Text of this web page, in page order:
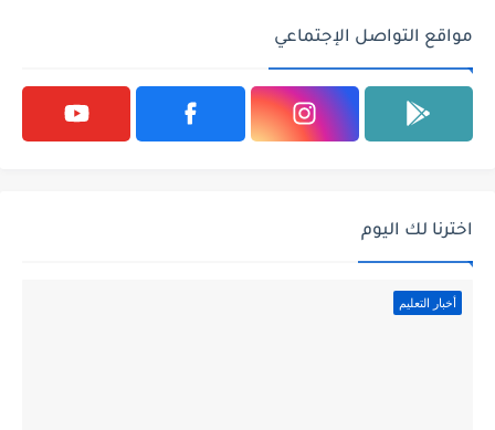
مواقع التواصل الإجتماعي
اخترنا لك اليوم
أخبار التعليم